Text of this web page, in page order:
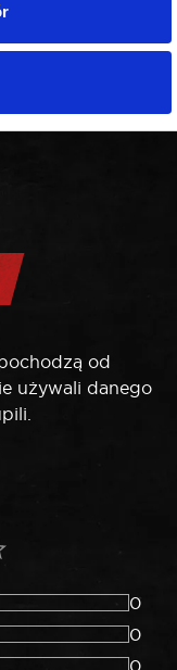
od
używali danego
0
0